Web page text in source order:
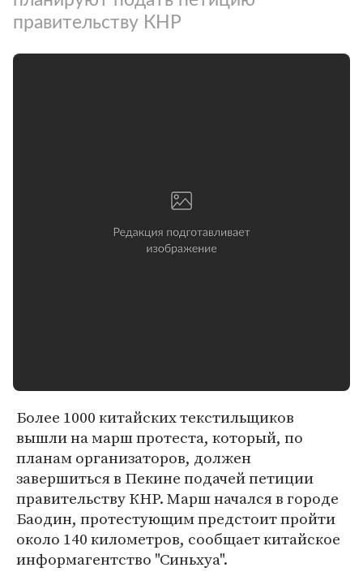
правительству КНР
Более 1000 китайских текстильщиков
вышли на марш протеста, который, по
планам организаторов, должен
завершиться в Пекине подачей петиции
правительству КНР. Марш начался в городе
Баодин, протестующим предстоит пройти
около 140 километров, сообщает китайское
информагентство "Синьхуа".